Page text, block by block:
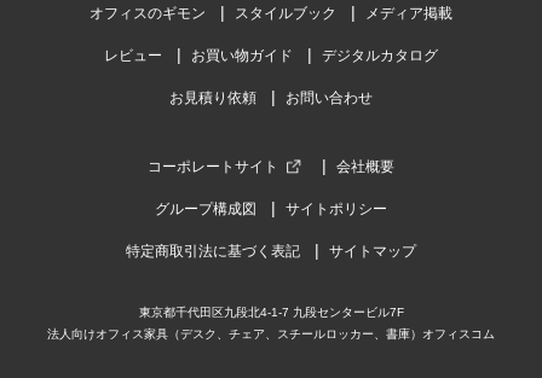
オフィスのギモン スタイルブック メディア掲載
レビュー お買い物ガイド デジタルカタログ
お見積り依頼 お問い合わせ
コーポレートサイト 会社概要
グループ構成図 サイトポリシー
特定商取引法に基づく表記 サイトマップ
東京都千代田区九段北4-1-7 九段センタービル7F
法人向けオフィス家具（デスク、チェア、スチールロッカー、書庫）オフィスコム